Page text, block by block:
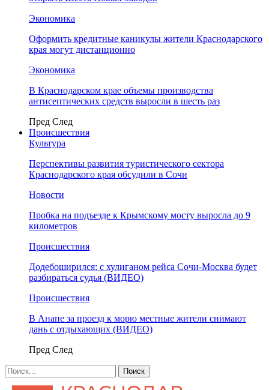
Экономика
Оформить кредитные каникулы жители Краснодарского
края могут дистанционно
Экономика
В Краснодарском крае объемы производства
антисептических средств выросли в шесть раз
Пред След
Происшествия
Культура
Перспективы развития туристического сектора
Краснодарского края обсудили в Сочи
Новости
Пробка на подъезде к Крымскому мосту выросла до 9
километров
Происшествия
Додебоширился: с хулиганом рейса Сочи-Москва будет
разбираться судья (ВИДЕО)
Происшествия
В Анапе за проезд к морю местные жители снимают
дань с отдыхающих (ВИДЕО)
Пред След